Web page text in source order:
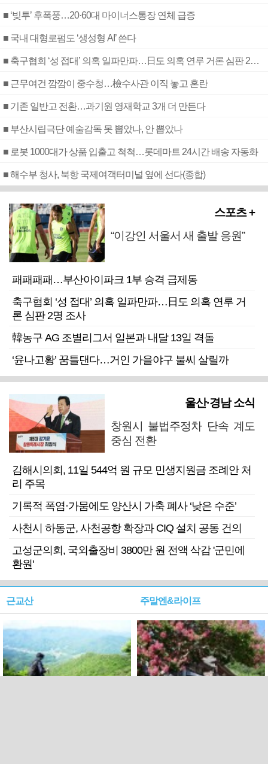
■ ‘빚투’ 후폭풍…20·60대 마이너스통장 연체 급증
■ 국내 대형로펌도 ‘생성형 AI’ 쓴다
■ 축구협회 ‘성 접대’ 의혹 일파만파…日도 의혹 연루 거론 심판 2명 조사
■ 근무여건 깜깜이 중수청…檢수사관 이직 놓고 혼란
■ 기존 일반고 전환…과기원 영재학교 3개 더 만든다
■ 부산시립극단 예술감독 못 뽑았나, 안 뽑았나
■ 로봇 1000대가 상품 입출고 척척…롯데마트 24시간 배송 자동화
■ 해수부 청사, 북항 국제여객터미널 옆에 선다(종합)
스포츠 +
“이강인 서울서 새 출발 응원”
패패패패…부산아이파크 1부 승격 급제동
축구협회 ‘성 접대’ 의혹 일파만파…日도 의혹 연루 거
론 심판 2명 조사
韓농구 AG 조별리그서 일본과 내달 13일 격돌
‘윤나고황’ 꿈틀댄다…거인 가을야구 불씨 살릴까
울산·경남 소식
창원시 불법주정차 단속 계도
중심 전환
김해시의회, 11일 544억 원 규모 민생지원금 조례안 처
리 주목
기록적 폭염·가뭄에도 양산시 가축 폐사 ‘낮은 수준’
사천시 하동군, 사천공항 확장과 CIQ 설치 공동 건의
고성군의회, 국외출장비 3800만 원 전액 삭감 '군민에
환원'
근교산 주말엔&라이프